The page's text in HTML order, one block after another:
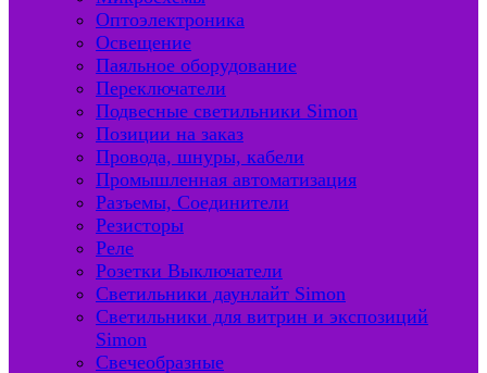
Оптоэлектроника
Освещение
Паяльное оборудование
Переключатели
Подвесные светильники Simon
Позиции на заказ
Провода, шнуры, кабели
Промышленная автоматизация
Разъемы, Соединители
Резисторы
Реле
Розетки Выключатели
Светильники даунлайт Simon
Светильники для витрин и экспозиций
Simon
Свечеобразные